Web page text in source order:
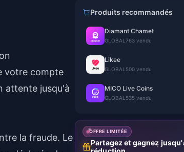
votre compte
attente jusqu'à
la fraude. Le
Produits recommandés
Diamant Chamet
GLOBAL 763 vendu
Likee
GLOBAL 500 vendu
MICO Live Coins
GLOBAL 535 vendu
OFFRE LIMITÉE
Partagez et gagnez